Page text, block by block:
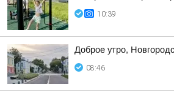
10:39
Доброе утро,
08:46